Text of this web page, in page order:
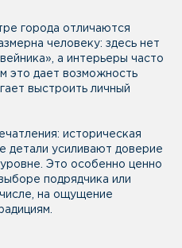
города отличаются
человеку: здесь нет
а интерьеры часто
это дает возможность
выстроить личный
историческая
детали усиливают доверие
Это особенно ценно
подрядчика или
на ощущение